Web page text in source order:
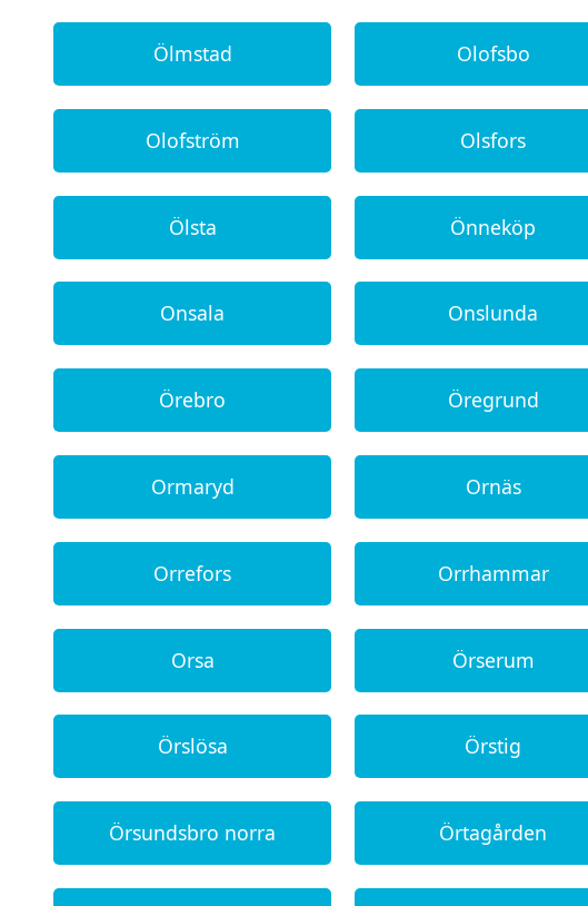
Ölmstad Olofsbo
Olofström Olsfors
Ölsta Önneköp
Onsala Onslunda
Örebro Öregrund
Ormaryd Ornäs
Orrefors Orrhammar
Orsa Örserum
Örslösa Örstig
Örsundsbro norra Örtagården